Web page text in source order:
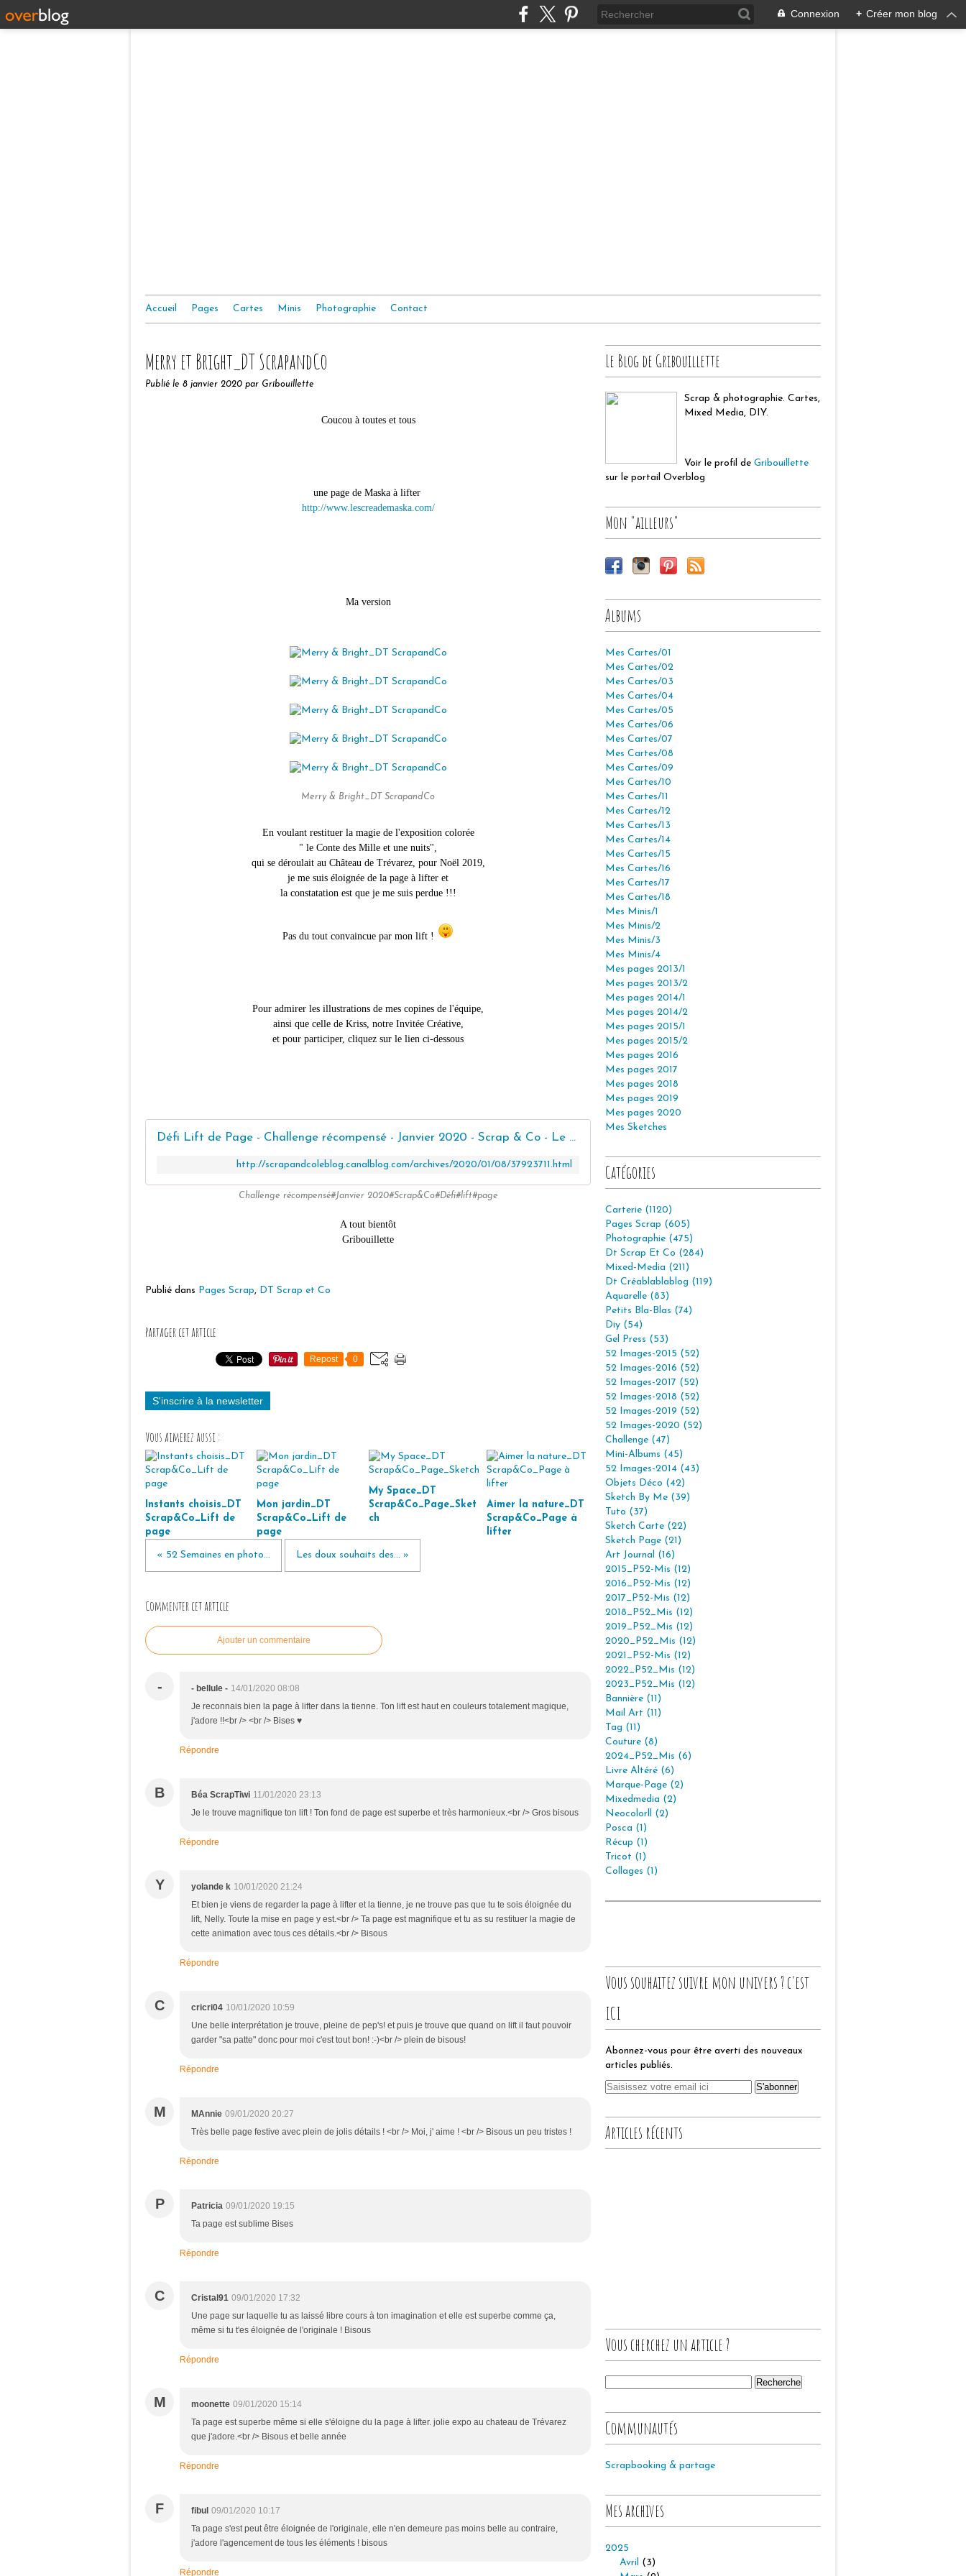
Connexion + Créer mon blog
Accueil Pages Cartes Minis Photographie Contact
Merry et Bright_DT ScrapandCo
Publié le 8 janvier 2020 par Gribouillette
Coucou à toutes et tous
une page de Maska à lifter
http://www.lescreademaska.com/
Ma version
Merry & Bright_DT ScrapandCo
En voulant restituer la magie de l'exposition colorée
" le Conte des Mille et une nuits",
qui se déroulait au Château de Trévarez, pour Noël 2019,
je me suis éloignée de la page à lifter et
la constatation est que je me suis perdue !!!
Pas du tout convaincue par mon lift !
Pour admirer les illustrations de mes copines de l'équipe,
ainsi que celle de Kriss, notre Invitée Créative,
et pour participer, cliquez sur le lien ci-dessous
Défi Lift de Page - Challenge récompensé - Janvier 2020 - Scrap & Co - Le blog
http://scrapandcoleblog.canalblog.com/archives/2020/01/08/37923711.html
Challenge récompensé#Janvier 2020#Scrap&Co#Défi#lift#page
A tout bientôt
Gribouillette
Publié dans Pages Scrap, DT Scrap et Co
Partager cet article
Repost 0
S'inscrire à la newsletter
Vous aimerez aussi :
Instants choisis_DT
Scrap&Co_Lift de
page
Mon jardin_DT
Scrap&Co_Lift de
page
My Space_DT
Scrap&Co_Page_Sket
ch
Aimer la nature_DT
Scrap&Co_Page à
lifter
« 52 Semaines en photo... Les doux souhaits des... »
Commenter cet article
Ajouter un commentaire
- - bellule - 14/01/2020 08:08
Je reconnais bien la page à lifter dans la tienne. Ton lift est haut en couleurs totalement magique,
j'adore !!<br /> <br /> Bises ♥
Répondre
B Béa ScrapTiwi 11/01/2020 23:13
Je le trouve magnifique ton lift ! Ton fond de page est superbe et très harmonieux.<br /> Gros bisous
Répondre
Y yolande k 10/01/2020 21:24
Et bien je viens de regarder la page à lifter et la tienne, je ne trouve pas que tu te sois éloignée du
lift, Nelly. Toute la mise en page y est.<br /> Ta page est magnifique et tu as su restituer la magie de
cette animation avec tous ces détails.<br /> Bisous
Répondre
C cricri04 10/01/2020 10:59
Une belle interprétation je trouve, pleine de pep's! et puis je trouve que quand on lift il faut pouvoir
garder "sa patte" donc pour moi c'est tout bon! :-)<br /> plein de bisous!
Répondre
M MAnnie 09/01/2020 20:27
Très belle page festive avec plein de jolis détails ! <br /> Moi, j' aime ! <br /> Bisous un peu tristes !
Répondre
P Patricia 09/01/2020 19:15
Ta page est sublime Bises
Répondre
C Cristal91 09/01/2020 17:32
Une page sur laquelle tu as laissé libre cours à ton imagination et elle est superbe comme ça,
même si tu t'es éloignée de l'originale ! Bisous
Répondre
M moonette 09/01/2020 15:14
Ta page est superbe même si elle s'éloigne du la page à lifter. jolie expo au chateau de Trévarez
que j'adore.<br /> Bisous et belle année
Répondre
F fibul 09/01/2020 10:17
Ta page s'est peut être éloignée de l'originale, elle n'en demeure pas moins belle au contraire,
j'adore l'agencement de tous les éléments ! bisous
Répondre
Le Blog de Gribouillette
Scrap & photographie. Cartes,
Mixed Media, DIY.
Voir le profil de Gribouillette
sur le portail Overblog
Mon "ailleurs"
Albums
Mes Cartes/01
Mes Cartes/02
Mes Cartes/03
Mes Cartes/04
Mes Cartes/05
Mes Cartes/06
Mes Cartes/07
Mes Cartes/08
Mes Cartes/09
Mes Cartes/10
Mes Cartes/11
Mes Cartes/12
Mes Cartes/13
Mes Cartes/14
Mes Cartes/15
Mes Cartes/16
Mes Cartes/17
Mes Cartes/18
Mes Minis/1
Mes Minis/2
Mes Minis/3
Mes Minis/4
Mes pages 2013/1
Mes pages 2013/2
Mes pages 2014/1
Mes pages 2014/2
Mes pages 2015/1
Mes pages 2015/2
Mes pages 2016
Mes pages 2017
Mes pages 2018
Mes pages 2019
Mes pages 2020
Mes Sketches
Catégories
Carterie (1120)
Pages Scrap (605)
Photographie (475)
Dt Scrap Et Co (284)
Mixed-Media (211)
Dt Créablablablog (119)
Aquarelle (83)
Petits Bla-Blas (74)
Diy (54)
Gel Press (53)
52 Images-2015 (52)
52 Images-2016 (52)
52 Images-2017 (52)
52 Images-2018 (52)
52 Images-2019 (52)
52 Images-2020 (52)
Challenge (47)
Mini-Albums (45)
52 Images-2014 (43)
Objets Déco (42)
Sketch By Me (39)
Tuto (37)
Sketch Carte (22)
Sketch Page (21)
Art Journal (16)
2015_P52-Mis (12)
2016_P52-Mis (12)
2017_P52-Mis (12)
2018_P52_Mis (12)
2019_P52_Mis (12)
2020_P52_Mis (12)
2021_P52-Mis (12)
2022_P52_Mis (12)
2023_P52_Mis (12)
Bannière (11)
Mail Art (11)
Tag (11)
Couture (8)
2024_P52_Mis (6)
Livre Altéré (6)
Marque-Page (2)
Mixedmedia (2)
Neocolorll (2)
Posca (1)
Récup (1)
Tricot (1)
Collages (1)
Vous souhaitez suivre mon univers ? c'est
ICI
Abonnez-vous pour être averti des nouveaux
articles publiés.
Articles récents
Vous cherchez un article ?
Communautés
Scrapbooking & partage
Mes archives
2025
Avril (3)